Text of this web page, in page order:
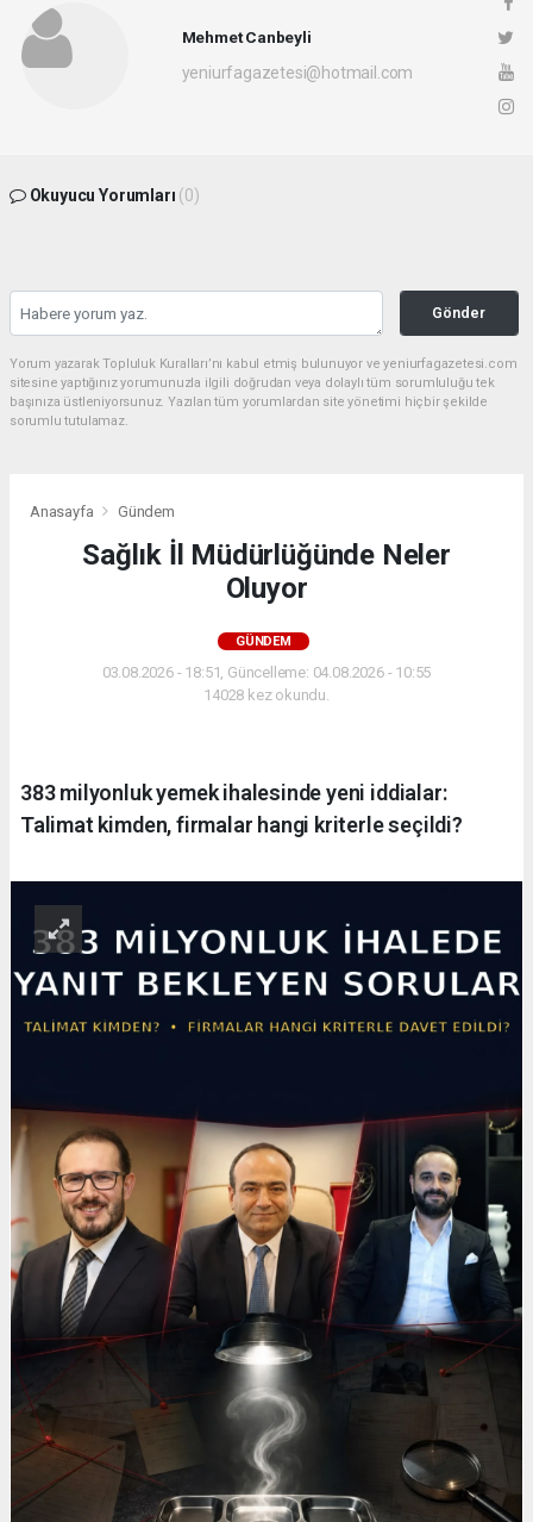
Mehmet Canbeyli
yeniurfagazetesi@hotmail.com
Okuyucu Yorumları (0)
Gönder
Yorum yazarak Topluluk Kuralları’nı kabul etmiş bulunuyor ve yeniurfagazetesi.com
sitesine yaptığınız yorumunuzla ilgili doğrudan veya dolaylı tüm sorumluluğu tek
başınıza üstleniyorsunuz. Yazılan tüm yorumlardan site yönetimi hiçbir şekilde
sorumlu tutulamaz.
Anasayfa Gündem
Sağlık İl Müdürlüğünde Neler
Oluyor
GÜNDEM
03.08.2026 - 18:51, Güncelleme: 04.08.2026 - 10:55
14028 kez okundu.
383 milyonluk yemek ihalesinde yeni iddialar:
Talimat kimden, firmalar hangi kriterle seçildi?